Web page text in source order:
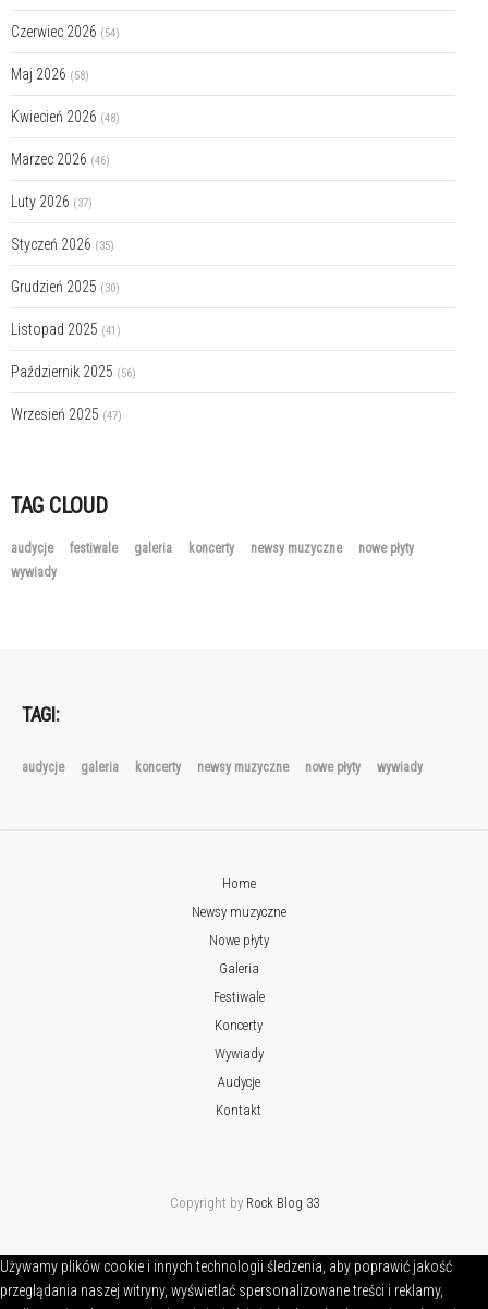
Czerwiec 2026 (54)
Maj 2026 (58)
Kwiecień 2026 (48)
Marzec 2026 (46)
Luty 2026 (37)
Styczeń 2026 (35)
Grudzień 2025 (30)
Listopad 2025 (41)
Październik 2025 (56)
Wrzesień 2025 (47)
TAG CLOUD
audycje festiwale galeria koncerty newsy muzyczne
nowe płyty
wywiady
TAGI:
audycje galeria koncerty newsy muzyczne nowe płyty wywiady
Home
Newsy muzyczne
Nowe płyty
Galeria
Festiwale
Koncerty
Wywiady
Audycje
Kontakt
Copyright by Rock Blog 33
Używamy plików cookie i innych technologii śledzenia, aby poprawić jakość
przeglądania naszej witryny, wyświetlać spersonalizowane treści i reklamy,